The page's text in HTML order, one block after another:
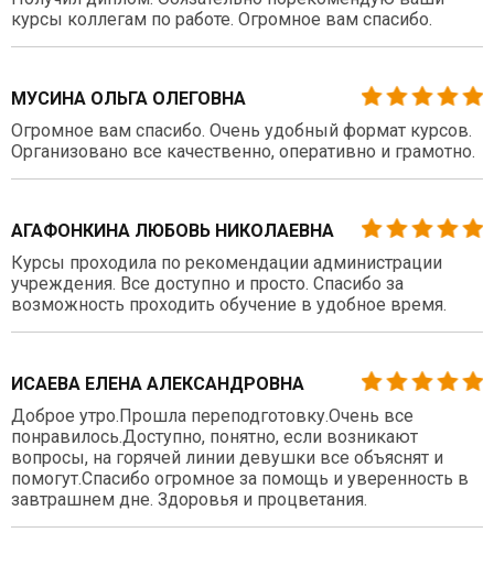
курсы коллегам по работе. Огромное вам спасибо.
МУСИНА ОЛЬГА ОЛЕГОВНА
Огромное вам спасибо. Очень удобный формат курсов.
Организовано все качественно, оперативно и грамотно.
АГАФОНКИНА ЛЮБОВЬ НИКОЛАЕВНА
Курсы проходила по рекомендации администрации
учреждения. Все доступно и просто. Спасибо за
возможность проходить обучение в удобное время.
ИСАЕВА ЕЛЕНА АЛЕКСАНДРОВНА
Доброе утро.Прошла переподготовку.Очень все
понравилось.Доступно, понятно, если возникают
вопросы, на горячей линии девушки все объяснят и
помогут.Спасибо огромное за помощь и уверенность в
завтрашнем дне. Здоровья и процветания.